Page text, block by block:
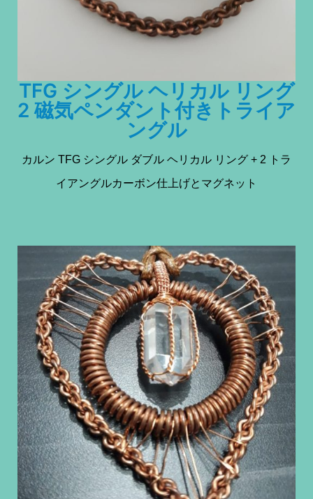
TFG シングル ヘリカル リング
2 磁気ペンダント付きトライア
ングル
カルン TFG シングル ダブル ヘリカル リング + 2 トラ
イアングルカーボン仕上げとマグネット